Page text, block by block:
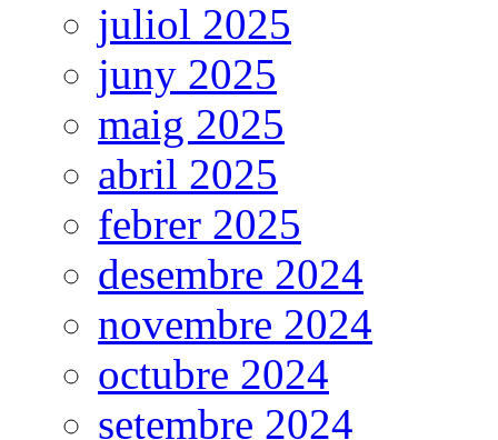
juliol 2025
juny 2025
maig 2025
abril 2025
febrer 2025
desembre 2024
novembre 2024
octubre 2024
setembre 2024